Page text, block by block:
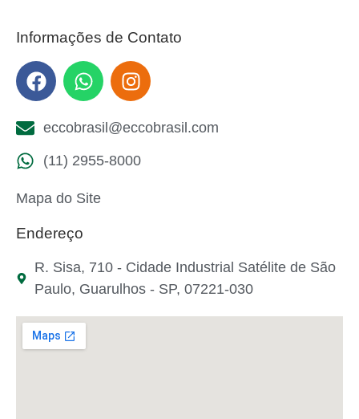
Informações de Contato
eccobrasil@eccobrasil.com
(11) 2955-8000
Mapa do Site
Endereço
R. Sisa, 710 - Cidade Industrial Satélite de São
Paulo, Guarulhos - SP, 07221-030